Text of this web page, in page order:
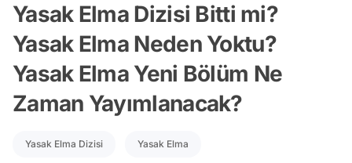
Yasak Elma Dizisi Bitti mi?
Yasak Elma Neden Yoktu?
Yasak Elma Yeni Bölüm Ne
Zaman Yayımlanacak?
Yasak Elma Dizisi Yasak Elma